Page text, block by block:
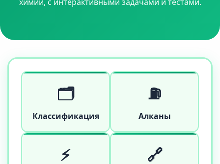
🗂️
Классификация
⛽
Алканы
⚡ 🔗